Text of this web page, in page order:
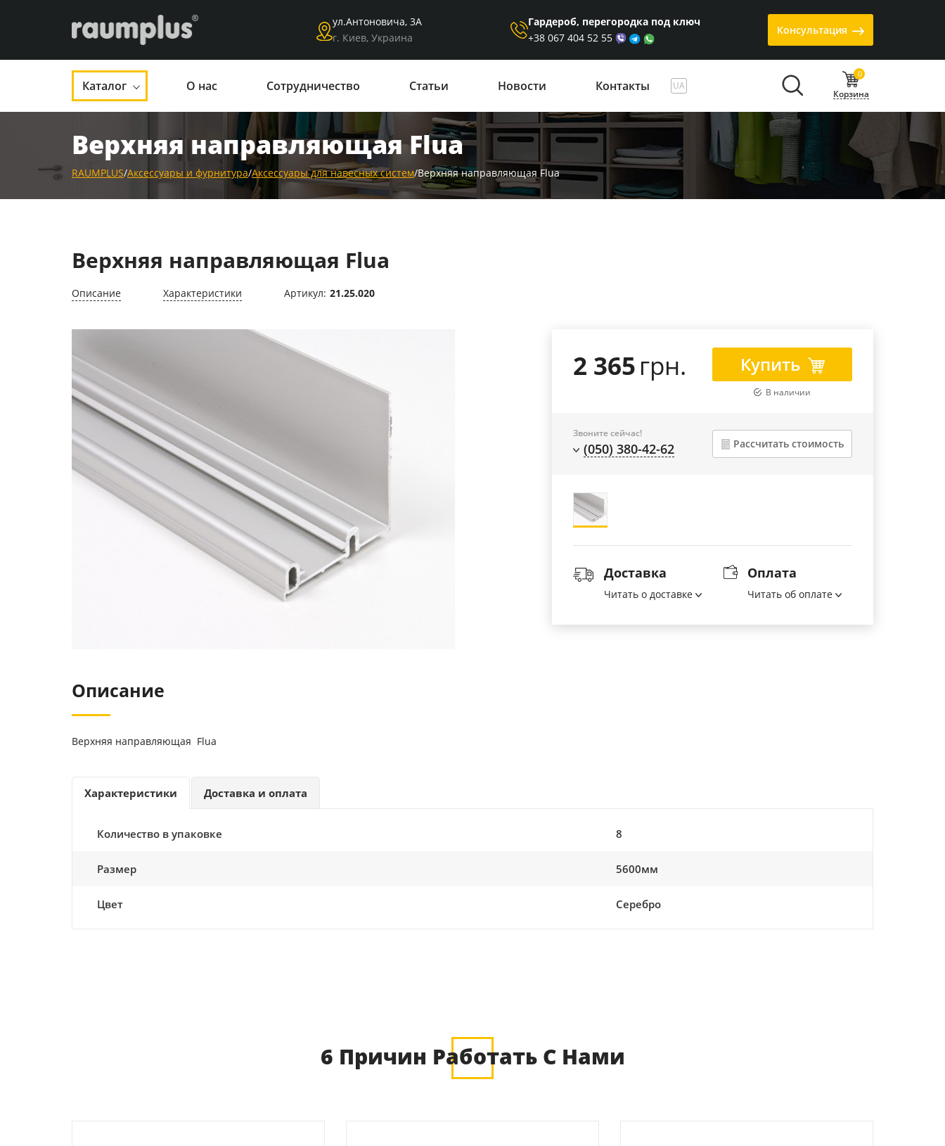
Консультация
ул.Антоновича, 3А
г. Киев, Украина
Гардероб, перегородка под ключ
+38 067 404 52 55
Каталог О нас Сотрудничество Статьи Новости Контакты UA
0
Корзина
Верхняя направляющая Flua
RAUMPLUS/Аксессуары и фурнитура/Аксессуары для навесных систем/Верхняя направляющая Flua
Верхняя направляющая Flua
Описание Характеристики Артикул: 21.25.020
2 365грн. Купить
В наличии
Звоните сейчас!
(050) 380-42-62 Рассчитать стоимость
Доставка
Читать о доставке
Оплата
Читать об оплате
Описание
Верхняя направляющая Flua
Характеристики Доставка и оплата
Количество в упаковке 8
Размер 5600мм
Цвет Серебро
6 Причин Работать С Нами